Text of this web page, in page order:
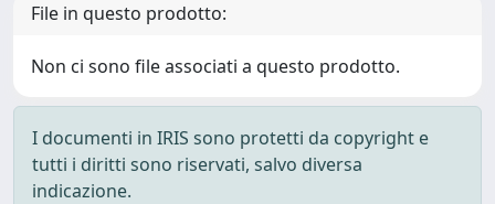
File in questo prodotto:
Non ci sono file associati a questo prodotto.
I documenti in IRIS sono protetti da copyright e
tutti i diritti sono riservati, salvo diversa
indicazione.